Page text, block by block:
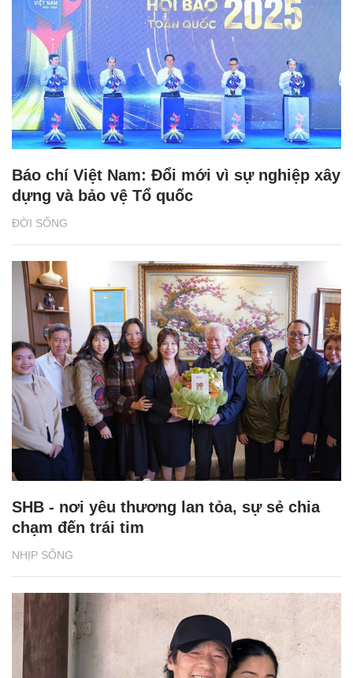
ĐỜI SỐNG
Báo chí Việt Nam: Đổi mới vì sự nghiệp xây
dựng và bảo vệ Tổ quốc
NHỊP SỐNG
SHB - nơi yêu thương lan tỏa, sự sẻ chia
chạm đến trái tim